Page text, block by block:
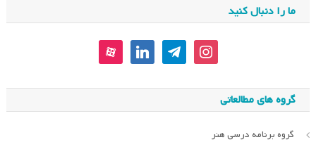
ما را دنبال کنید
instagram
telegram
linkedin
aparat
گروه های مطالعاتی
گروه برنامه درسی هنر